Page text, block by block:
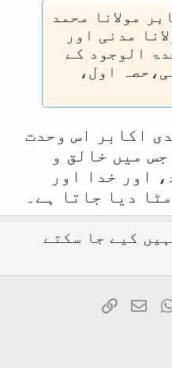
مولانا محمد
مدنی اور
الوجود کے
اول،
اکابر اس وحدت
ميں خالق و
اور خدا اور
ديا جاتا ہے۔
کیے جا سکتے
WhatsApp
ای میل
Link